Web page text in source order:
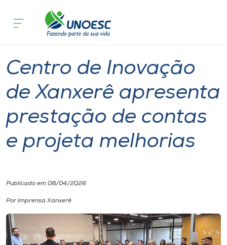
Cursos
Pesquisa
Atendimento ao Estudante
Portal de Ensino
Internacionalização
Inovação
Centro de Inovação
de Xanxerê apresenta
prestação de contas
e projeta melhorias
Publicado em 08/04/2026
Por Imprensa Xanxerê